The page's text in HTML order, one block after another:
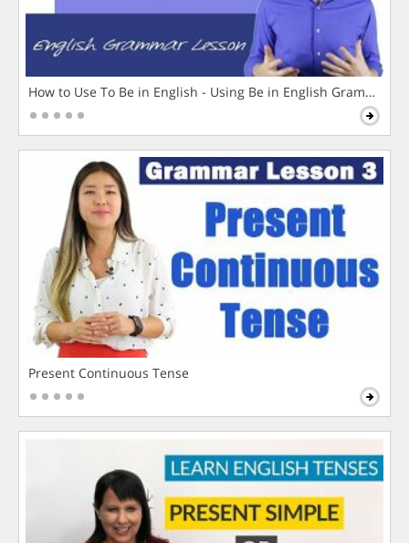
How to Use To Be in English - Using Be in English Grammar
Present Continuous Tense